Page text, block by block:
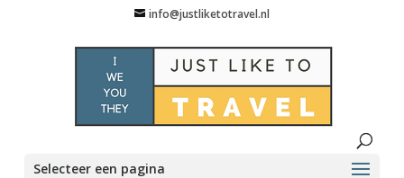
info@justliketotravel.nl
Selecteer een pagina